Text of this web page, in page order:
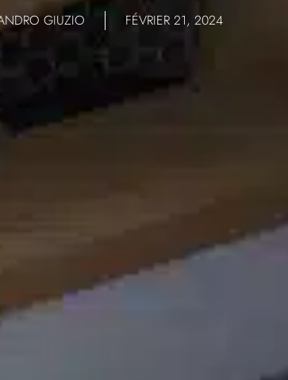
GIUZIO FÉVRIER 21, 2024